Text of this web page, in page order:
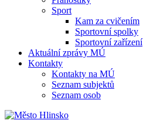
Sport
Kam za cvičením
Sportovní spolky
Sportovní zařízení
Aktuální zprávy MÚ
Kontakty
Kontakty na MÚ
Seznam subjektů
Seznam osob